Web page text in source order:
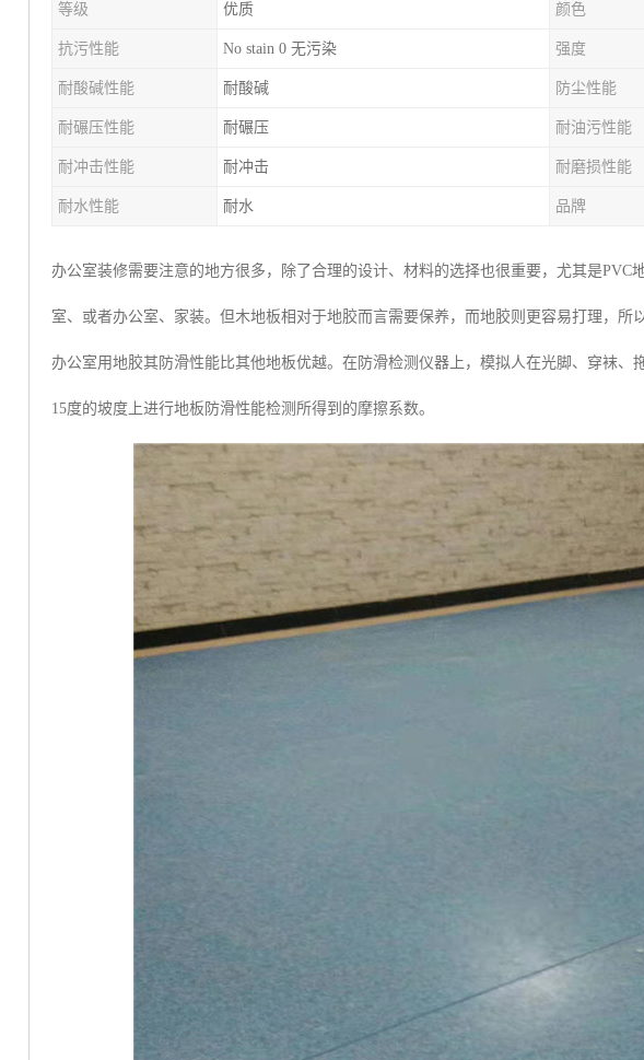
等级 优质 颜色
抗污性能 No stain 0 无污染 强度
耐酸碱性能 耐酸碱 防尘性能
耐碾压性能 耐碾压 耐油污性能
耐冲击性能 耐冲击 耐磨损性能
耐水性能 耐水 品牌
办公室装修需要注意的地方很多，除了合理的设计、材料的选择也很重要，尤其是
室、或者办公室、家装。但木地板相对于地胶而言需要保养，而地胶则更容易打理，所
办公室用地胶其防滑性能比其他地板优越。在防滑检测仪器上，模拟人在光脚、穿袜、
15度的坡度上进行地板防滑性能检测所得到的摩擦系数。